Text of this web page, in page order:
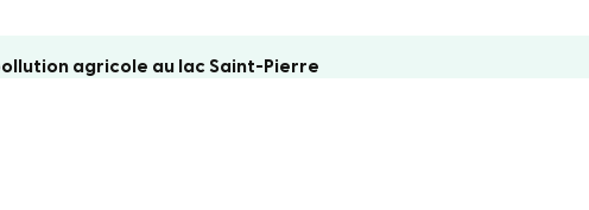
agricole au lac Saint-Pierre